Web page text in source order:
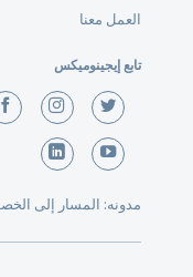
العمل معنا
تابع إيجينوميكس
مدونه: المسار إلى